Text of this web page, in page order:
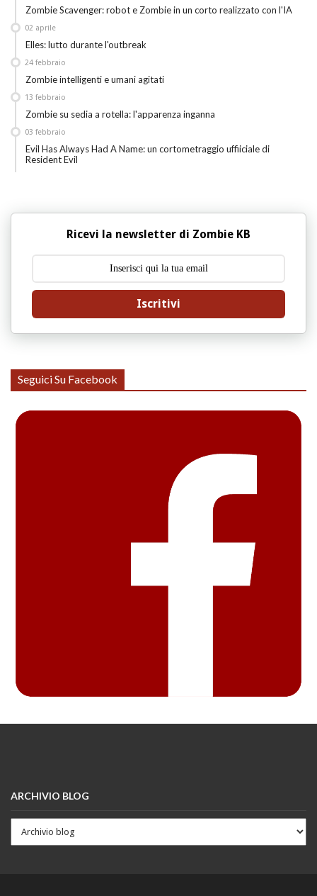
Zombie Scavenger: robot e Zombie in un corto realizzato con l'IA
Elles: lutto durante l'outbreak
02 aprile
Zombie intelligenti e umani agitati
24 febbraio
Zombie su sedia a rotella: l'apparenza inganna
13 febbraio
Evil Has Always Had A Name: un cortometraggio uffiiciale di
Resident Evil
03 febbraio
Ricevi la newsletter di Zombie KB
Iscritivi
Seguici Su Facebook
ARCHIVIO BLOG